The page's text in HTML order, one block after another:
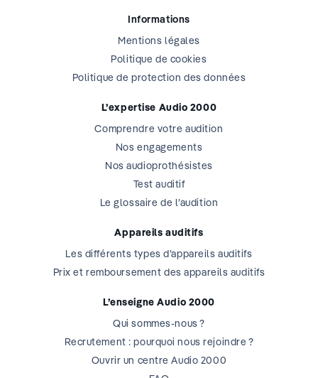
Informations
Mentions légales
Politique de cookies
Politique de protection des données
L’expertise Audio 2000
Comprendre votre audition
Nos engagements
Nos audioprothésistes
Test auditif
Le glossaire de l’audition
Appareils auditifs
Les différents types d’appareils auditifs
Prix et remboursement des appareils auditifs
L’enseigne Audio 2000
Qui sommes-nous ?
Recrutement : pourquoi nous rejoindre ?
Ouvrir un centre Audio 2000